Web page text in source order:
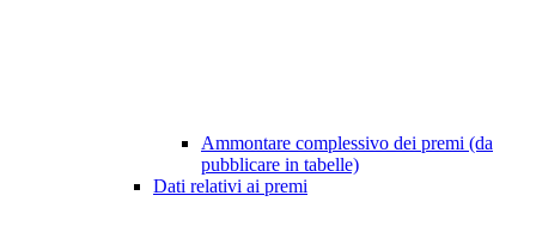
Ammontare complessivo dei premi (da
pubblicare in tabelle)
Dati relativi ai premi